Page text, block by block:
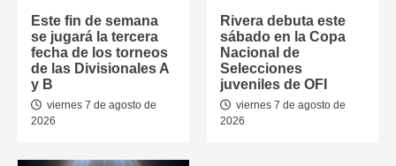
Este fin de semana
se jugará la tercera
fecha de los torneos
de las Divisionales A
y B
viernes 7 de agosto de
2026
Rivera debuta este
sábado en la Copa
Nacional de
Selecciones
juveniles de OFI
viernes 7 de agosto de
2026